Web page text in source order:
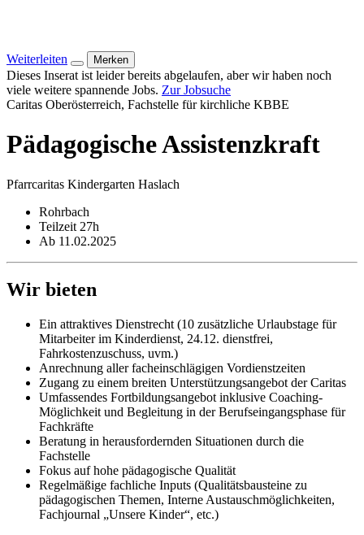
Weiterleiten Merken
Dieses Inserat ist leider bereits abgelaufen, aber wir haben noch
viele weitere spannende Jobs. Zur Jobsuche
Caritas Oberösterreich, Fachstelle für kirchliche KBBE
Pädagogische Assistenzkraft
Pfarrcaritas Kindergarten Haslach
Rohrbach
Teilzeit 27h
Ab 11.02.2025
Wir bieten
Ein attraktives Dienstrecht (10 zusätzliche Urlaubstage für
Mitarbeiter im Kinderdienst, 24.12. dienstfrei,
Fahrkostenzuschuss, uvm.)
Anrechnung aller facheinschlägigen Vordienstzeiten
Zugang zu einem breiten Unterstützungsangebot der Caritas
Umfassendes Fortbildungsangebot inklusive Coaching-
Möglichkeit und Begleitung in der Berufseingangsphase für
Fachkräfte
Beratung in herausfordernden Situationen durch die
Fachstelle
Fokus auf hohe pädagogische Qualität
Regelmäßige fachliche Inputs (Qualitätsbausteine zu
pädagogischen Themen, Interne Austauschmöglichkeiten,
Fachjournal „Unsere Kinder“, etc.)